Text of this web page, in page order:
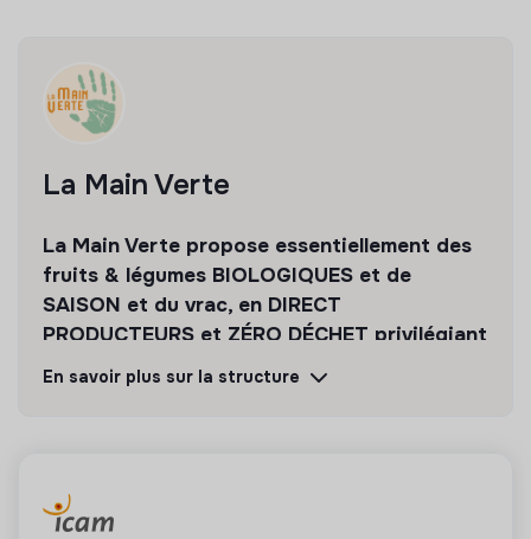
La Main Verte
La Main Verte propose essentiellement des
fruits & légumes BIOLOGIQUES et de
SAISON et du vrac, en DIRECT
PRODUCTEURS et ZÉRO DÉCHET privilégiant
des produits de qualité au prix juste.
💡 Produits ou services responsables
En savoir plus sur la structure